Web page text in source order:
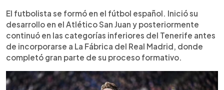
El futbolista se formó en el fútbol español. Inició su
desarrollo en el Atlético San Juan y posteriormente
continuó en las categorías inferiores del Tenerife antes
de incorporarse a La Fábrica del Real Madrid, donde
completó gran parte de su proceso formativo.